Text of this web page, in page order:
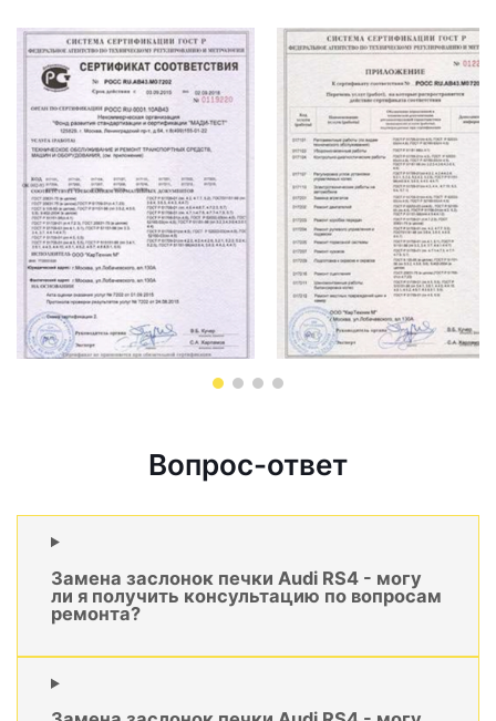
Вопрос-ответ
Замена заслонок печки Audi RS4 - могу
ли я получить консультацию по вопросам
ремонта?